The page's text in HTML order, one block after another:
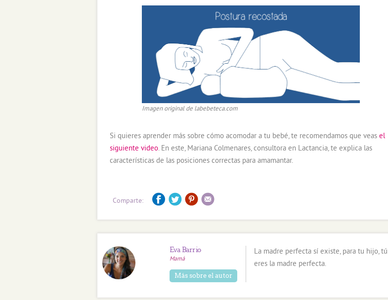
Imagen original de labebeteca.com
Si quieres aprender más sobre cómo acomodar a tu bebé, te recomendamos que veas el
siguiente video. En este, Mariana Colmenares, consultora en Lactancia, te explica las
características de las posiciones correctas para amamantar.
Comparte:
Eva Barrio
Mamá
Más sobre el autor
La madre perfecta sí existe, para tu hijo, tú
eres la madre perfecta.